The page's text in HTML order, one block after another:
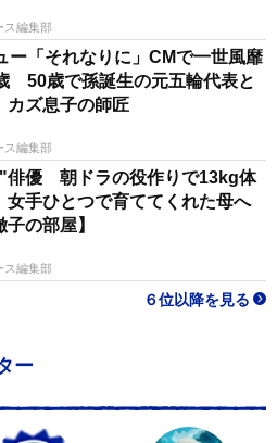
ス編集部
ー「それなりに」CMで一世風靡
50歳で孫誕生の元五輪代表と
ズ息子の師匠
ス編集部
"俳優 朝ドラの役作りで13kg体
手ひとつで育ててくれた母へ
の部屋】
ス編集部
６位以降を見る
ー